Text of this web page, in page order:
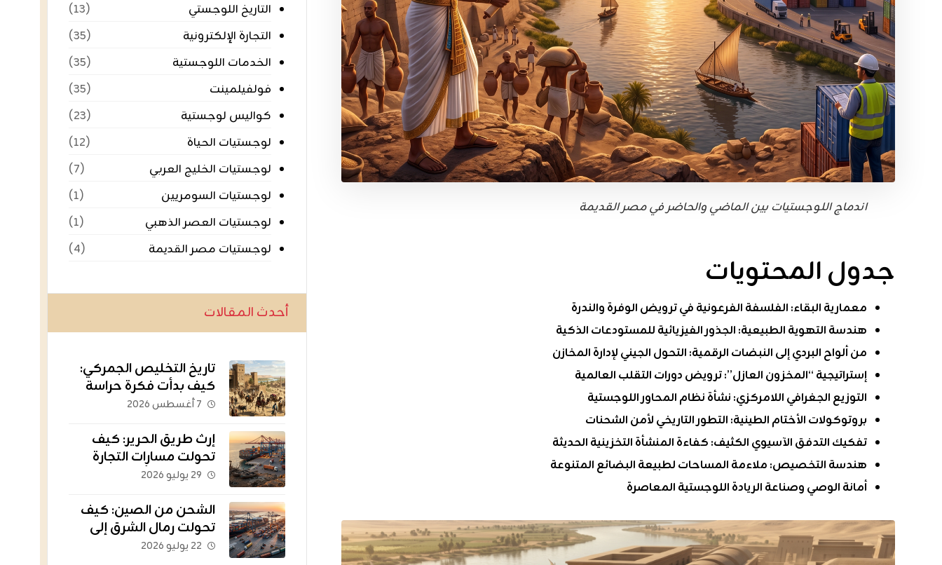
اندماج اللوجستيات بين الماضي والحاضر في مصر القديمة
جدول المحتويات
معمارية البقاء: الفلسفة الفرعونية في ترويض الوفرة والندرة
هندسة التهوية الطبيعية: الجذور الفيزيائية للمستودعات الذكية
من ألواح البردي إلى النبضات الرقمية: التحول الجيني لإدارة المخازن
إستراتيجية “المخزون العازل”: ترويض دورات التقلب العالمية
التوزيع الجغرافي اللامركزي: نشأة نظام المحاور اللوجستية
بروتوكولات الأختام الطينية: التطور التاريخي لأمن الشحنات
تفكيك التدفق الآسيوي الكثيف: كفاءة المنشأة التخزينية الحديثة
هندسة التخصيص: ملاءمة المساحات لطبيعة البضائع المتنوعة
أمانة الوصي وصناعة الريادة اللوجستية المعاصرة
التاريخ اللوجستي
(١٣)
التجارة الإلكترونية
(٣٥)
الخدمات اللوجستية
(٣٥)
فولفيلمينت
(٣٥)
كواليس لوجستية
(٢٣)
لوجستيات الحياة
(١٢)
لوجستيات الخليج العربي
(٧)
لوجستيات السومريين
(١)
لوجستيات العصر الذهبي
(١)
لوجستيات مصر القديمة
(٤)
أحدث المقالات
تاريخ التخليص الجمركي:
كيف بدأت فكرة حراسة
الثروات عبر الحدود؟
٧ أغسطس ٢٠٢٦
إرث طريق الحرير: كيف
تحولت مسارات التجارة
القديمة إلى أسطول
٢٩ يوليو ٢٠٢٦
الشحن من الصين: كيف
تحولت رمال الشرق إلى
الشريان اللوجستي للتجارة
٢٢ يوليو ٢٠٢٦